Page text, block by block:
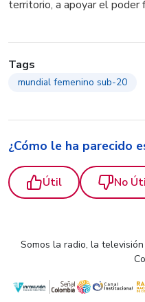
territorio, a apoyar el poder
Tags
mundial femenino sub-20
¿Cómo le ha parecido
Útil No
Somos la radio, la